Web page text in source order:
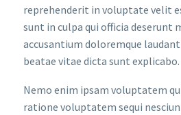
reprehenderit in voluptate velit
sunt in culpa qui officia
accusantium doloremque
beatae vitae dicta sunt explicabo.
Nemo enim ipsam voluptatem
ratione voluptatem sequi